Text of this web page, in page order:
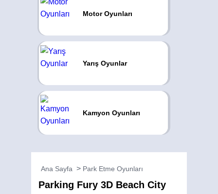
Motor Oyunları
Yarış Oyunlar
Kamyon Oyunları
Ana Sayfa Park Etme Oyunları
Parking Fury 3D Beach City